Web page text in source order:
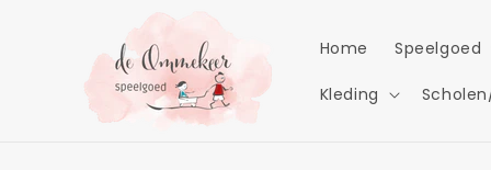
Home Speelgoed
Kleding